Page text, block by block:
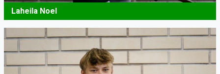
Laheila Noel